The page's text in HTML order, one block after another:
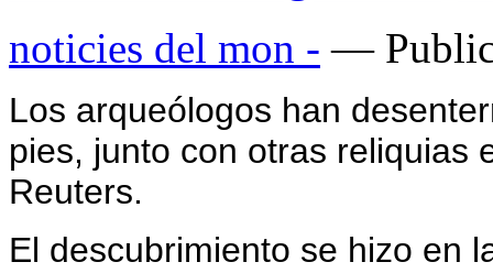
noticies del mon - —
Los arqueólogos han
pies, junto con otras reliquias
Reuters.
El descubrimiento se hizo en